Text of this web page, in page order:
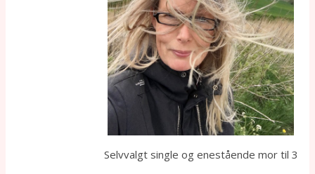
Selvvalgt single og enestående mor til 3